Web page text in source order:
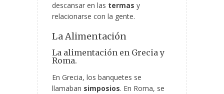
descansar en las termas y
relacionarse con la gente.
La Alimentación
La alimentación en Grecia y
Roma.
En Grecia, los banquetes se
llamaban simposios. En Roma, se